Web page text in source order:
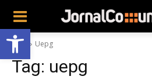
Abrir a barra de ferramentas
Tags Uepg
Tag: uepg